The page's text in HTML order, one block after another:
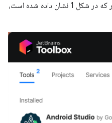
روز رسانی در دسترس است، همانطور که در شکل 1 نشان داده شده است،